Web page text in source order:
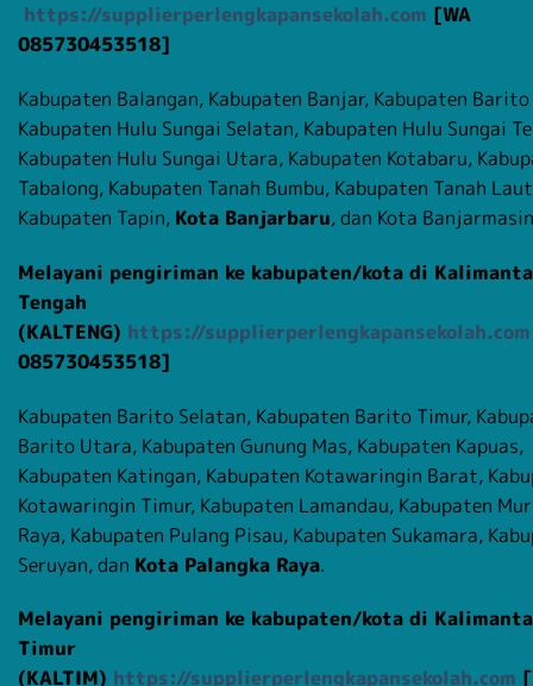
https://supplierperlengkapansekolah.com [WA
085730453518]
Kabupaten Balangan, Kabupaten Banjar, Kabupaten Barito
Kabupaten Hulu Sungai Selatan, Kabupaten Hulu Sungai
Kabupaten Hulu Sungai Utara, Kabupaten Kotabaru,
Tabalong, Kabupaten Tanah Bumbu, Kabupaten Tanah
Kabupaten Tapin, Kota Banjarbaru, dan Kota
Melayani pengiriman ke kabupaten/kota di
Tengah
(KALTENG) https://supplierperlengkapansekolah.com
085730453518]
Kabupaten Barito Selatan, Kabupaten Barito Timur,
Barito Utara, Kabupaten Gunung Mas, Kabupaten Kapuas,
Kabupaten Katingan, Kabupaten Kotawaringin Barat,
Kotawaringin Timur, Kabupaten Lamandau, Kabupaten
Raya, Kabupaten Pulang Pisau, Kabupaten Sukamara,
Seruyan, dan Kota Palangka Raya.
Melayani pengiriman ke kabupaten/kota di
Timur
(KALTIM) https://supplierperlengkapansekolah.com